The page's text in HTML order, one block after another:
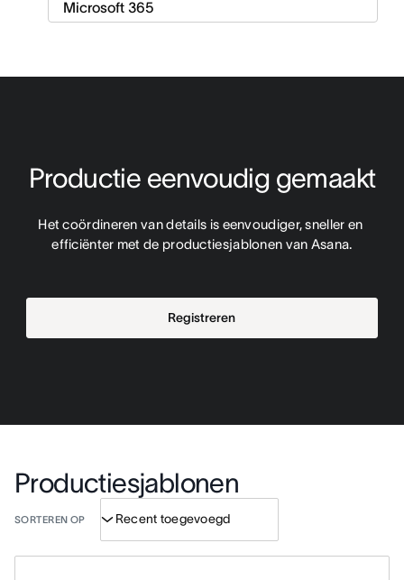
Productie eenvoudig gemaakt
Het coördineren van details is eenvoudiger, sneller en
efficiënter met de productiesjablonen van Asana.
Registreren
Productiesjablonen
SORTEREN OP